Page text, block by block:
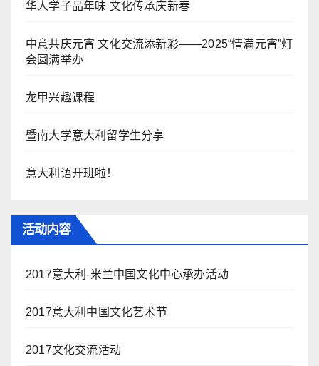
华人学子品年味 文化传承庆新春
中意共庆元宵 文化交流添新彩——2025“情满元宵”灯
会圆满举办
龙甲兴趣课程
暨南大学意大利留学生分享
意大利语开班啦！
活动内容
2017意大利-米兰中国文化中心承办活动
2017意大利中国文化艺术节
2017文化交流活动